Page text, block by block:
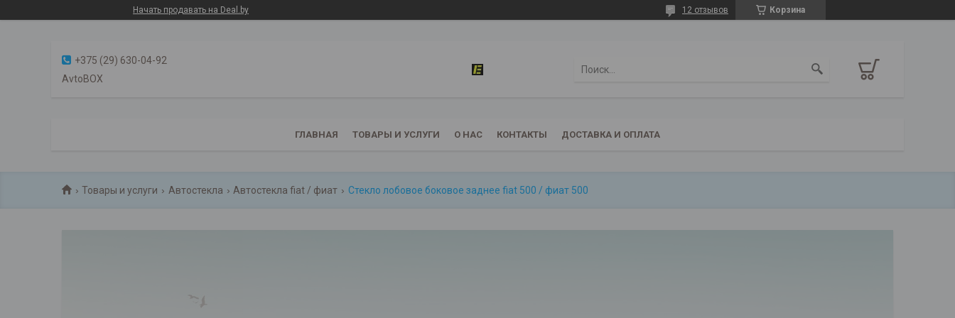
Начать продавать на Deal.by Корзина
12 отзывов
+375 (29) 630-04-92
AvtoBOX
ГЛАВНАЯ ТОВАРЫ И УСЛУГИ О НАС КОНТАКТЫ ДОСТАВКА И ОПЛАТА
Товары и услуги Автостекла Автостекла fiat / фиат Стекло лобовое боковое заднее fiat 500 / фиат 500